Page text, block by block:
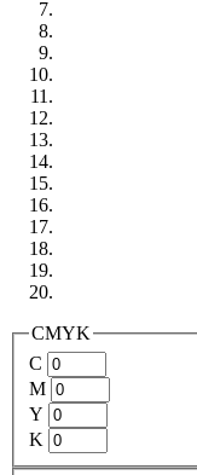
CMYK
C
M
Y
K